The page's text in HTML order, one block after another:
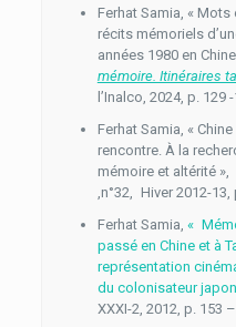
Ferhat Samia, «
récits mémoriels
années 1980 en
mémoire. Itinéraires
l’Inalco, 2024, p. 129
Ferhat Samia, «
rencontre. À la
mémoire et altérité »,
,n°32, Hiver 2012-13,
Ferhat Samia, «
passé en Chine et à
représentation
du colonisateur
XXXI-2, 2012, p. 153